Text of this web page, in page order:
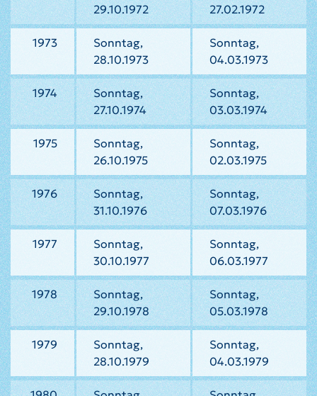
29.10.1972
27.02.1972
1973
Sonntag,
28.10.1973
Sonntag,
04.03.1973
1974
Sonntag,
27.10.1974
Sonntag,
03.03.1974
1975
Sonntag,
26.10.1975
Sonntag,
02.03.1975
1976
Sonntag,
31.10.1976
Sonntag,
07.03.1976
1977
Sonntag,
30.10.1977
Sonntag,
06.03.1977
1978
Sonntag,
29.10.1978
Sonntag,
05.03.1978
1979
Sonntag,
28.10.1979
Sonntag,
04.03.1979